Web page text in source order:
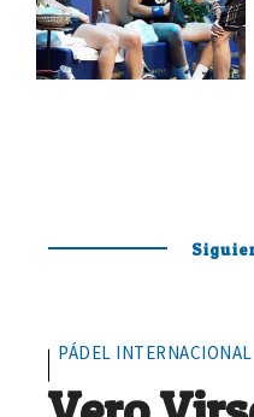
PÁDEL INTERNACIONAL